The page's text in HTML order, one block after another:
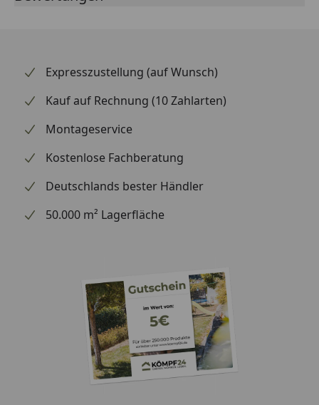
Expresszustellung (auf Wunsch)
Kauf auf Rechnung (10 Zahlarten)
Montageservice
Kostenlose Fachberatung
Deutschlands bester Händler
50.000 m² Lagerfläche